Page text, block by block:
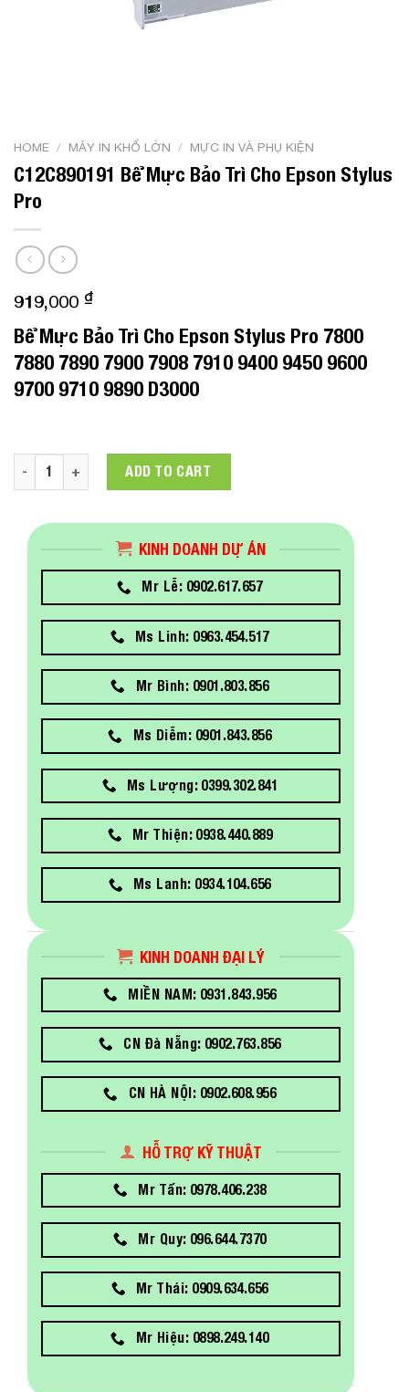
HOME / MÁY IN KHỔ LỚN / MỰC IN VÀ PHỤ KIỆN
C12C890191 Bể Mực Bảo Trì Cho Epson Stylus
Pro
919,000 ₫
Bể Mực Bảo Trì Cho Epson Stylus Pro 7800
7880 7890 7900 7908 7910 9400 9450 9600
9700 9710 9890 D3000
C12C890191 Bể Mực Bảo Trì Cho Epson Stylus Pro quantity
ADD TO CART
KINH DOANH DỰ ÁN
Mr Lễ: 0902.617.657
Ms Linh: 0963.454.517
Mr Bình: 0901.803.856
Ms Diễm: 0901.843.856
Ms Lượng: 0399.302.841
Mr Thiện: 0938.440.889
Ms Lanh: 0934.104.656
KINH DOANH ĐẠI LÝ
MIỀN NAM: 0931.843.956
CN Đà Nẵng: 0902.763.856
CN HÀ NỘI: 0902.608.956
HỖ TRỢ KỸ THUẬT
Mr Tấn: 0978.406.238
Mr Quy: 096.644.7370
Mr Thái: 0909.634.656
Mr Hiệu: 0898.249.140